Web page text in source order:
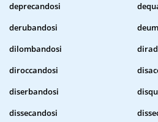
deprecandosi
derubandosi
dilombandosi
diroccandosi
diserbandosi
dissecandosi